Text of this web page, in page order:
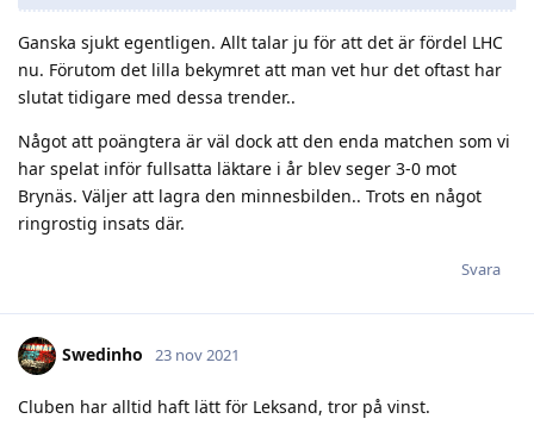
Ganska sjukt egentligen. Allt talar ju för att det är fördel LHC
nu. Förutom det lilla bekymret att man vet hur det oftast har
slutat tidigare med dessa trender..
Något att poängtera är väl dock att den enda matchen som vi
har spelat inför fullsatta läktare i år blev seger 3-0 mot
Brynäs. Väljer att lagra den minnesbilden.. Trots en något
ringrostig insats där.
Svara
Swedinho 23 nov 2021
Cluben har alltid haft lätt för Leksand, tror på vinst.